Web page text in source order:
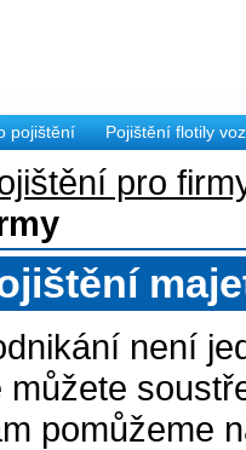
pro
není
můžete
pomůžeme
pojištění Pojištění flotily